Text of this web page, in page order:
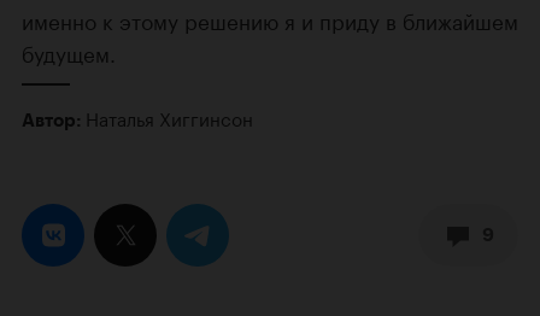
именно к этому решению я и приду в ближайшем
будущем.
Автор: Наталья Хиггинсон